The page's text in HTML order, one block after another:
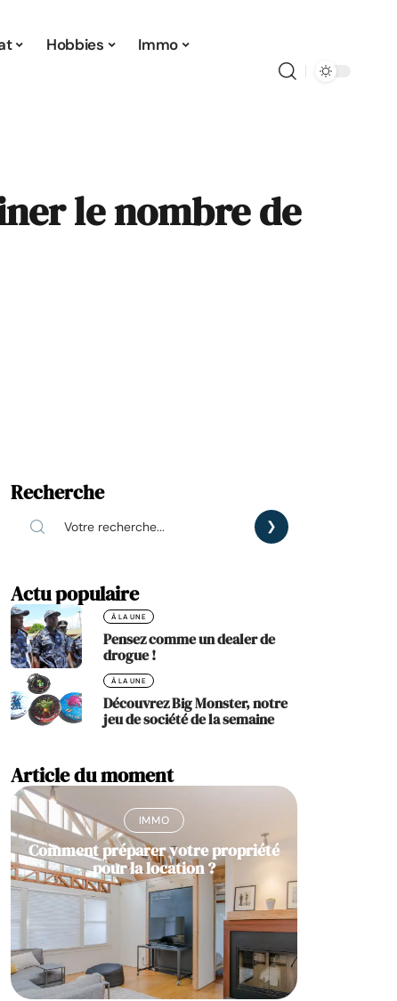
Hobbies Immo
le nombre de
Recherche
Actu populaire
À LA UNE
Pensez comme un dealer de
drogue !
À LA UNE
Découvrez Big Monster, notre
jeu de société de la semaine
Article du moment
IMMO
Comment préparer votre propriété
pour la location ?